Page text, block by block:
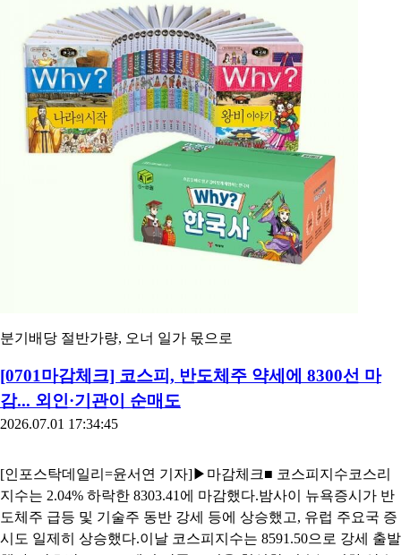
분기배당 절반가량, 오너 일가 몫으로
[0701마감체크] 코스피, 반도체주 약세에 8300선 마
감... 외인·기관이 순매도
2026.07.01 17:34:45